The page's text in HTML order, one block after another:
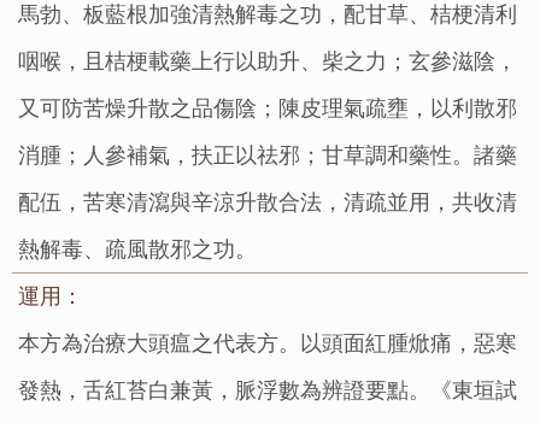
馬勃、板藍根加強清熱解毒之功，配甘草、桔梗清利
咽喉，且桔梗載藥上行以助升、柴之力；玄參滋陰，
又可防苦燥升散之品傷陰；陳皮理氣疏壅，以利散邪
消腫；人參補氣，扶正以祛邪；甘草調和藥性。諸藥
配伍，苦寒清瀉與辛涼升散合法，清疏並用，共收清
熱解毒、疏風散邪之功。
運用：
本方為治療大頭瘟之代表方。以頭面紅腫焮痛，惡寒
發熱，舌紅苔白兼黃，脈浮數為辨證要點。《東垣試